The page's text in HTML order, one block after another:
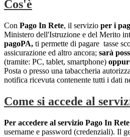
Cos'è
Con Pago In Rete, il servizio per i
Ministero dell'Istruzione e del Merito
pagoPA, ti permette di pagare tasse
assicurazione ed altro ancora; sarà
(tramite: PC, tablet, smartphone)
Posta o presso una tabaccheria
notifica ricevuta contenente tutti i dati
Come si accede al
Per accedere al servizio Pago In Rete
username e password (credenziali). Il